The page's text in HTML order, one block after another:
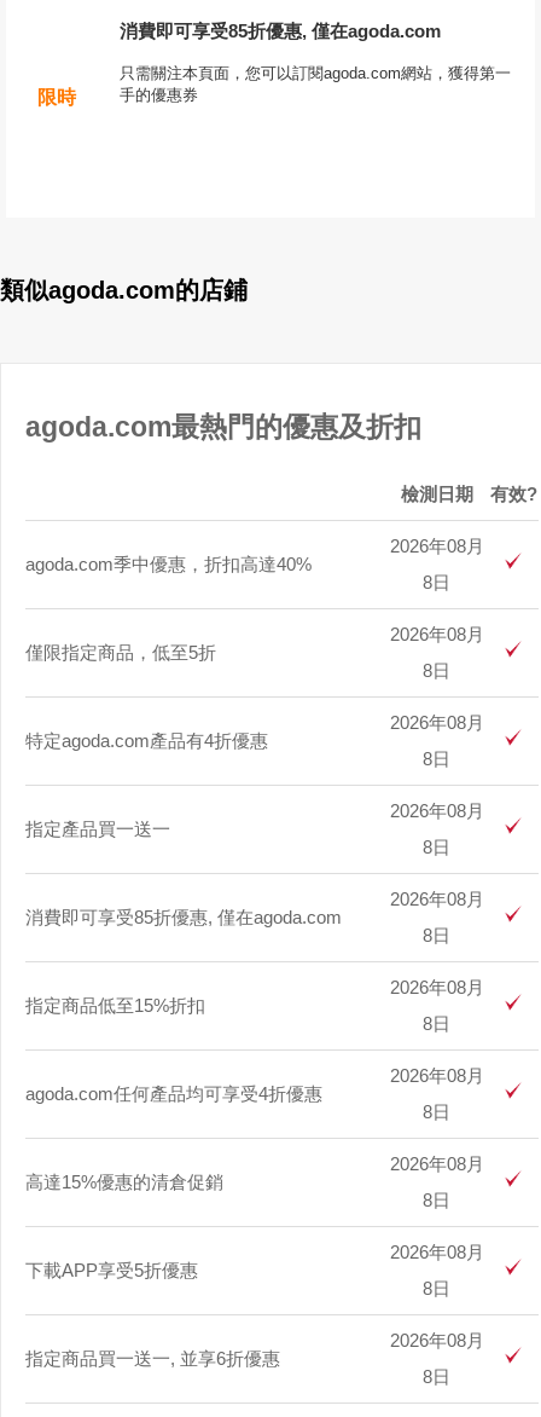
限時
消費即可享受85折優惠, 僅在agoda.com
只需關注本頁面，您可以訂閱agoda.com網站，獲得第一
手的優惠券
類似agoda.com的店鋪
agoda.com最熱門的優惠及折扣
檢測日期 有效?
agoda.com季中優惠，折扣高達40%
2026年08月
8日
僅限指定商品，低至5折
2026年08月
8日
特定agoda.com產品有4折優惠
2026年08月
8日
指定產品買一送一
2026年08月
8日
消費即可享受85折優惠, 僅在agoda.com
2026年08月
8日
指定商品低至15%折扣
2026年08月
8日
agoda.com任何產品均可享受4折優惠
2026年08月
8日
高達15%優惠的清倉促銷
2026年08月
8日
下載APP享受5折優惠
2026年08月
8日
指定商品買一送一, 並享6折優惠
2026年08月
8日